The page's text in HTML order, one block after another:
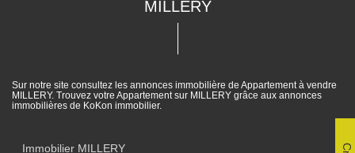
MILLERY
Sur notre site consultez les annonces immobilière de Appartement à vendre
MILLERY. Trouvez votre Appartement sur MILLERY grâce aux annonces
immobilières de KoKon immobilier.
Immobilier MILLERY